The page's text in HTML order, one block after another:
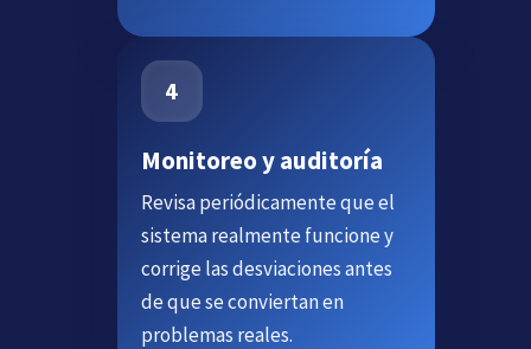
Monitoreo y auditoría
Revisa periódicamente que el
sistema realmente funcione y
corrige las desviaciones antes
de que se conviertan en
problemas reales.